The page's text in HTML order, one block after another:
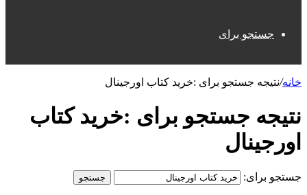
جستجو برای
خانه/نتیجه جستجو برای :خرید کتاب اورجینال
نتیجه جستجو برای :خرید کتاب
اورجینال
جستجو برای: